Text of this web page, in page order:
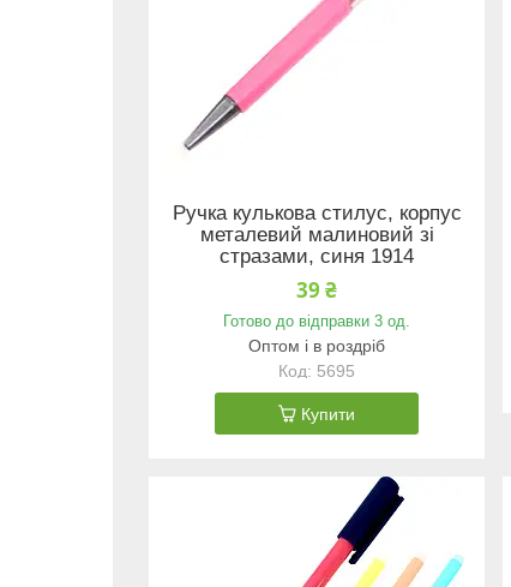
Ручка кулькова стилус, корпус
металевий малиновий зі
стразами, синя 1914
39 ₴
Готово до відправки 3 од.
Оптом і в роздріб
5695
Купити